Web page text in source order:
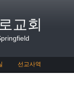
교회
선교사역